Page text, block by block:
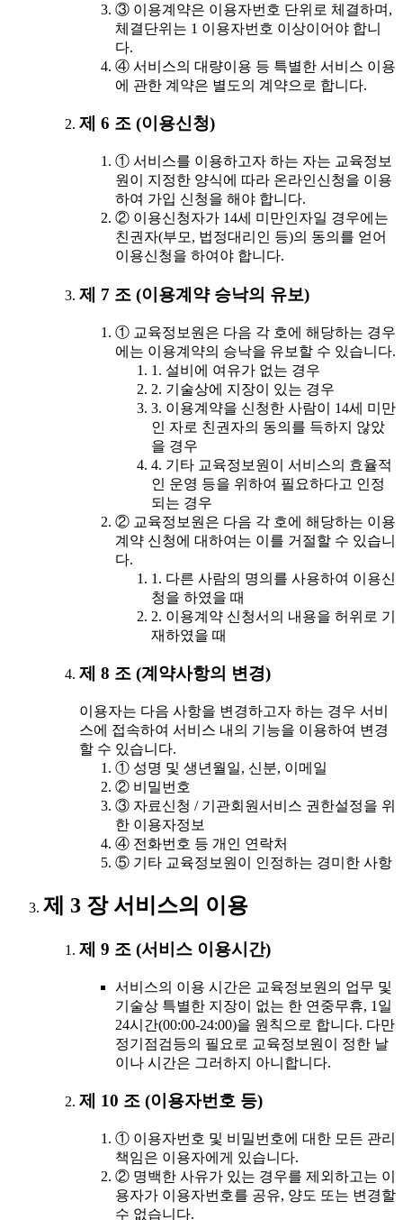
③ 이용계약은 이용자번호 단위로 체결하며,
체결단위는 1 이용자번호 이상이어야 합니
다.
④ 서비스의 대량이용 등 특별한 서비스 이용
에 관한 계약은 별도의 계약으로 합니다.
제 6 조 (이용신청)
① 서비스를 이용하고자 하는 자는 교육정보
원이 지정한 양식에 따라 온라인신청을 이용
하여 가입 신청을 해야 합니다.
② 이용신청자가 14세 미만인자일 경우에는
친권자(부모, 법정대리인 등)의 동의를 얻어
이용신청을 하여야 합니다.
제 7 조 (이용계약 승낙의 유보)
① 교육정보원은 다음 각 호에 해당하는 경우
에는 이용계약의 승낙을 유보할 수 있습니다.
1. 설비에 여유가 없는 경우
2. 기술상에 지장이 있는 경우
3. 이용계약을 신청한 사람이 14세 미만
인 자로 친권자의 동의를 득하지 않았
을 경우
4. 기타 교육정보원이 서비스의 효율적
인 운영 등을 위하여 필요하다고 인정
되는 경우
② 교육정보원은 다음 각 호에 해당하는 이용
계약 신청에 대하여는 이를 거절할 수 있습니
다.
1. 다른 사람의 명의를 사용하여 이용신
청을 하였을 때
2. 이용계약 신청서의 내용을 허위로 기
재하였을 때
제 8 조 (계약사항의 변경)
이용자는 다음 사항을 변경하고자 하는 경우 서비
스에 접속하여 서비스 내의 기능을 이용하여 변경
할 수 있습니다.
① 성명 및 생년월일, 신분, 이메일
② 비밀번호
③ 자료신청 / 기관회원서비스 권한설정을 위
한 이용자정보
④ 전화번호 등 개인 연락처
⑤ 기타 교육정보원이 인정하는 경미한 사항
제 3 장 서비스의 이용
제 9 조 (서비스 이용시간)
서비스의 이용 시간은 교육정보원의 업무 및
기술상 특별한 지장이 없는 한 연중무휴, 1일
24시간(00:00-24:00)을 원칙으로 합니다. 다만
정기점검등의 필요로 교육정보원이 정한 날
이나 시간은 그러하지 아니합니다.
제 10 조 (이용자번호 등)
① 이용자번호 및 비밀번호에 대한 모든 관리
책임은 이용자에게 있습니다.
② 명백한 사유가 있는 경우를 제외하고는 이
용자가 이용자번호를 공유, 양도 또는 변경할
수 없습니다.